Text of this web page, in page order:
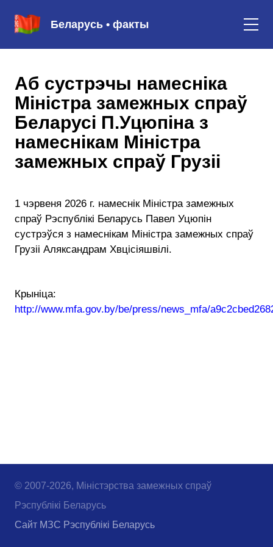
Беларусь • факты
Аб сустрэчы намесніка
Міністра замежных спраў
Беларусі П.Уцюпіна з
намеснікам Міністра
замежных спраў Грузіі
1 чэрвеня 2026 г. намеснік Міністра замежных
спраў Рэспублікі Беларусь Павел Уцюпін
сустрэўся з намеснікам Міністра замежных спраў
Грузіі Аляксандрам Хвцісіяшвілі.
Крыніца:
http://www.mfa.gov.by/be/press/news_mfa/
© 2007-2026, Міністэрства замежных спраў
Рэспублікі Беларусь
Сайт МЗС Рэспублікі Беларусь